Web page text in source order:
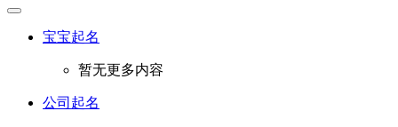
宝宝起名
暂无更多内容
公司起名